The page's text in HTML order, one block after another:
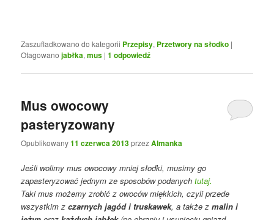
Zaszufladkowano do kategorii Przepisy, Przetwory na słodko |
Otagowano jabłka,mus |1 odpowiedź
Mus owocowy
pasteryzowany
Opublikowany11 czerwca 2013przezAlmanka
Jeśli wolimy mus owocowy mniej słodki, musimy go
zapasteryzować jednym ze sposobów podanychtutaj.
Taki mus możemy zrobić z owoców miękkich, czyli przede
wszystkim zczarnych jagód i truskawek, a także zmalin i